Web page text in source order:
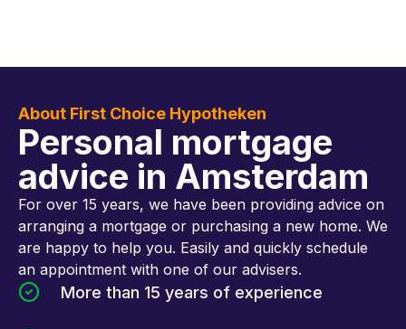
About First Choice Hypotheken
Personal mortgage
advice in Amsterdam
For over 15 years, we have been providing advice on
arranging a mortgage or purchasing a new home. We
are happy to help you. Easily and quickly schedule
an appointment with one of our advisers.
More than 15 years of experience